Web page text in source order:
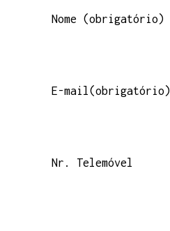
Nome (obrigatório)
E-mail(obrigatório)
Nr. Telemóvel